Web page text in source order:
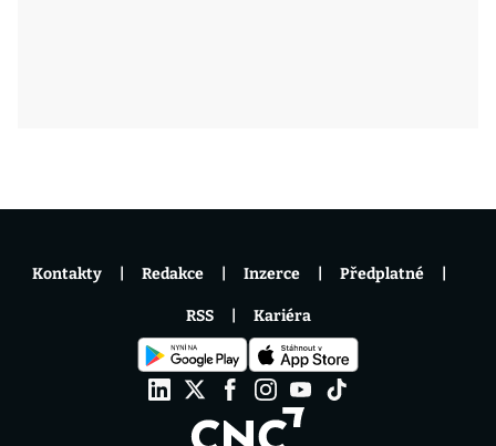
Kontakty Redakce Inzerce Předplatné
RSS Kariéra